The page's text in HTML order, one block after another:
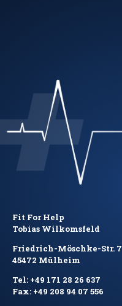
Fit For Help
Tobias Wilkomsfeld
Friedrich-Möschke-Str. 7
45472 Mülheim
Tel: +49 171 28 26 637
Fax: +49 208 94 07 556